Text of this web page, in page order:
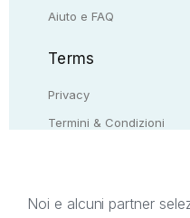
Aiuto e FAQ
Terms
Privacy
Termini & Condizioni
Noi e alcuni partner